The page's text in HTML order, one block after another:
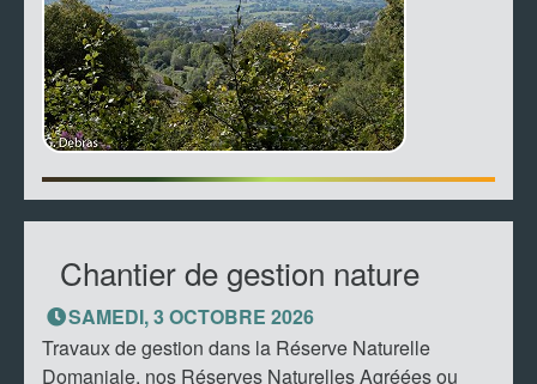
Chantier de gestion nature
SAMEDI, 3 OCTOBRE 2026
Travaux de gestion dans la Réserve Naturelle
Domaniale, nos Réserves Naturelles Agréées ou